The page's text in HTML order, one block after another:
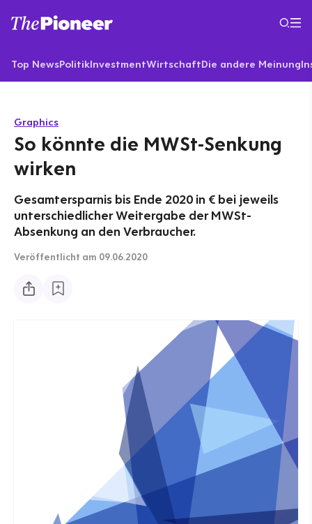
Top NewsPolitikInvestmentWirtschaftDie andere Meinung
Graphics
So könnte die MWSt-Senkung
wirken
Gesamtersparnis bis Ende 2020 in € bei jeweils
unterschiedlicher Weitergabe der MWSt-
Absenkung an den Verbraucher.
Veröffentlicht am 09.06.2020